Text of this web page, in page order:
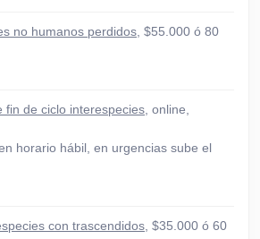
no humanos perdidos , $55.000 ó 80
fin de ciclo interespecies , online,
horario hábil, en urgencias sube el
con trascendidos , $35.000 ó 60